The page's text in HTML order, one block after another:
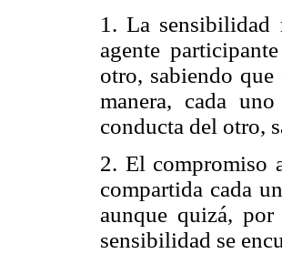
1. La sensibilidad
agente
otro, sabiendo
manera, cada
conducta del otro,
2. El compromiso
compartida cada
aunque quizá,
sensibilidad se